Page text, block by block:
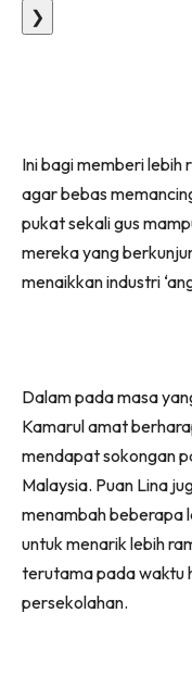
❯
Ini bagi memberi lebih
agar bebas
pukat sekali gus
mereka yang
menaikkan industri
Dalam pada masa
Kamarul amat
mendapat sokongan
Malaysia. Puan Lina
menambah beberapa
untuk menarik lebih
terutama pada waktu
persekolahan.